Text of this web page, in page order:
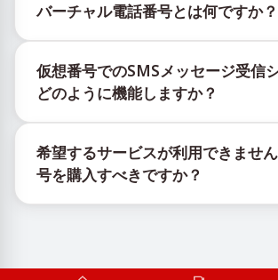
ことはできません。サービスのアルゴ
一時的な番号へのメッセージ配信がさ
には、次の方法をお試しください：
VPNサービスを利用してIPアドレス
さい。
バーチャル電話番号とは何ですか？
で、物理的なSIMカードやデバイスに紐
された地理的場所にも依存しません。主
OTPや認証コードを含むSMSメッセー
仮想番号でのSMSメッセージ受信
どのように機能しますか？
ソフトウェアの組み合わせで動作します
を管理するための自社インフラと、メッ
希望するサービスが利用できませ
号を購入すべきですか？